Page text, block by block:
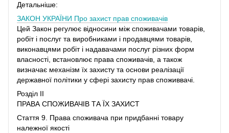
Детальніше:
ЗАКОН УКРАЇНИ Про захист прав споживачів
Цей Закон регулює відносини між споживачами товарів,
робіт і послуг та виробниками і продавцями товарів,
виконавцями робіт і надавачами послуг різних форм
власності, встановлює права споживачів, а також
визначає механізм їх захисту та основи реалізації
державної політики у сфері захисту прав споживвачі.
Розділ II
ПРАВА СПОЖИВАЧІВ ТА ЇХ ЗАХИСТ
Стаття 9. Права споживача при придбанні товару
належної якості